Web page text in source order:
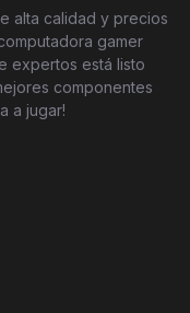
alta calidad y precios
gamer
expertos está listo
componentes
a jugar!